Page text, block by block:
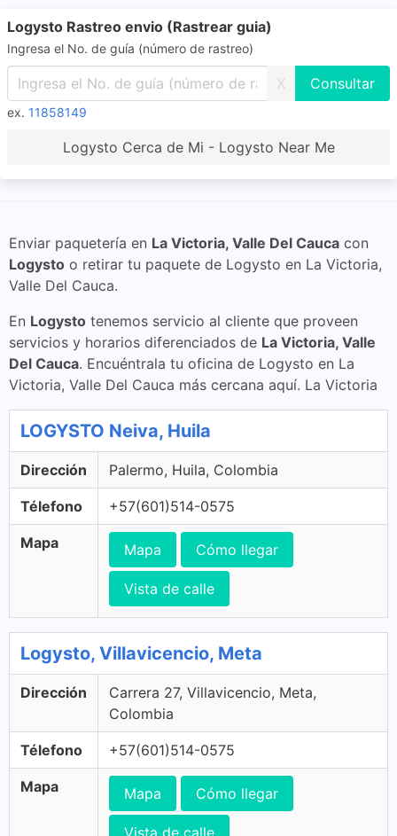
Logysto Rastreo envio (Rastrear guia)
Ingresa el No. de guía (número de rastreo)
X
ex. 11858149
Logysto Cerca de Mi - Logysto Near Me
Enviar paquetería en La Victoria, Valle Del Cauca con
Logysto o retirar tu paquete de Logysto en La Victoria,
Valle Del Cauca.
En Logysto tenemos servicio al cliente que proveen
servicios y horarios diferenciados de La Victoria, Valle
Del Cauca. Encuéntrala tu oficina de Logysto en La
Victoria, Valle Del Cauca más cercana aquí. La Victoria
LOGYSTO Neiva, Huila
Dirección Palermo, Huila, Colombia
Télefono +57(601)514-0575
Mapa Mapa Cómo llegar
Vista de calle
Logysto, Villavicencio, Meta
Dirección
Carrera 27, Villavicencio, Meta,
Colombia
Télefono +57(601)514-0575
Mapa Mapa Cómo llegar
Vista de calle